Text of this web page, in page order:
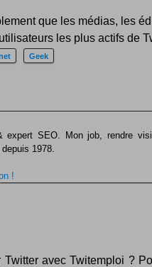
que les médias, les
les plus actifs de
Geek
expert SEO. Mon job, rendre
1978.
!
Twitter avec Twitemploi ?